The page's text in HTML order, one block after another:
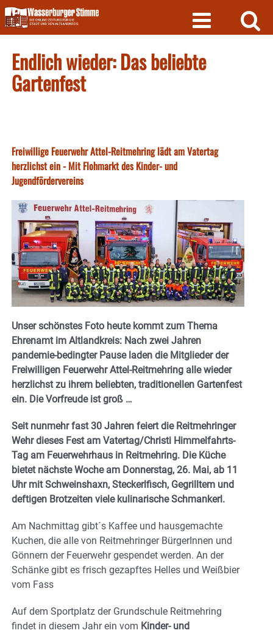
Skip
to
content
Endlich wieder: Das beliebte
Gartenfest
Freiwillige Feuerwehr Attel-Reitmehring lädt am Vatertag
herzlichst ein - Mit Flohmarkt des Kinder- und
Jugendfördervereins
Unser schönstes Foto heute kommt zum Thema
Ehrenamt im Altlandkreis: Nach zwei Jahren
pandemie-bedingter Pause laden die Mitglieder der
Freiwilligen Feuerwehr Attel-Reitmehring alle wieder
herzlichst zu ihrem beliebten, traditionellen Gartenfest
ein. Die Vorfreude ist groß …
Seit nunmehr fast 30 Jahren feiert die Reitmehringer
Wehr dieses Fest am Vatertag/Christi Himmelfahrts-
Tag am Feuerwehrhaus in Reitmehring. Die Küche
bietet nächste Woche am Donnerstag, 26. Mai, ab 11
Uhr mit Schweinshaxn, Steckerlfisch, Gegrilltem und
deftigen Brotzeiten viele kulinarische Schmankerl.
Am Nachmittag gibt´s Kaffee und hausgemachte
Kuchen, die alle von Reitmehringer BürgerInnen und
Gönnern der Feuerwehr gespendet werden. An der
Schänke gibt es frisch gezapftes Helles und Weißbier
vom Fass
Auf dem Sportplatz der Grundschule Reitmehring
findet in diesem Jahr ein vom Kinder- und